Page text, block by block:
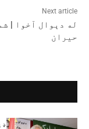
Next article
له دېوال آخوا |
حیران